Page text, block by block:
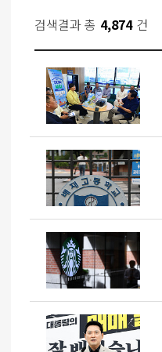
검색결과 총 4,874 건